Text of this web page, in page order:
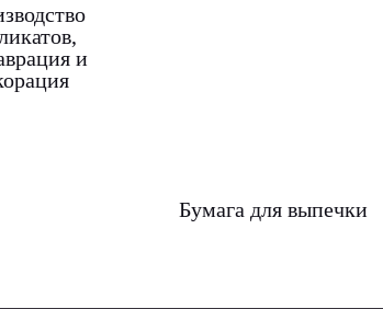
Бумага для выпечки
и